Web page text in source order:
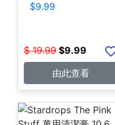
$9.99
$ 19.99 $9.99
由此查看